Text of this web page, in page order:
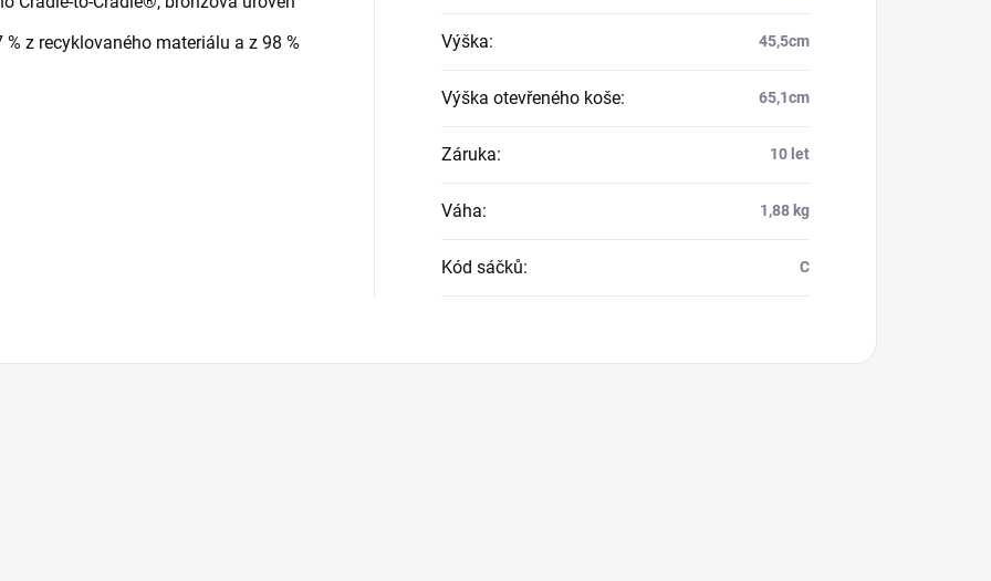
z recyklovaného materiálu a z 98 %
Výška: 45,5cm
Výška otevřeného koše: 65,1cm
Záruka: 10 let
Váha: 1,88 kg
Kód sáčků: C